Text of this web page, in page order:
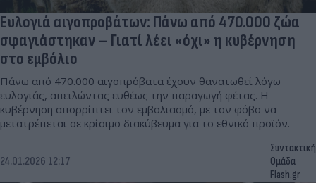
Ευλογιά αιγοπροβάτων: Πάνω από 470.000 ζώα
σφαγιάστηκαν – Γιατί λέει «όχι» η κυβέρνηση
στο εμβόλιο
Πάνω από 470.000 αιγοπρόβατα έχουν θανατωθεί λόγω
ευλογιάς, απειλώντας ευθέως την παραγωγή φέτας. Η
κυβέρνηση απορρίπτει τον εμβολιασμό, με τον φόβο να
μετατρέπεται σε κρίσιμο διακύβευμα για το εθνικό προϊόν.
24.01.2026 12:17
Συντακτική
Ομάδα
Flash.gr